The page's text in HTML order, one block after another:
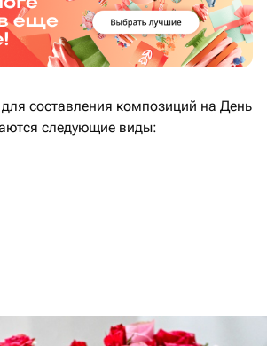
составления композиций на День
следующие виды: